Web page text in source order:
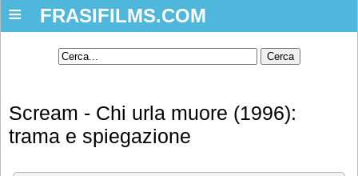
FRASIFILMS.COM
≡
Scream - Chi urla muore (1996):
trama e spiegazione